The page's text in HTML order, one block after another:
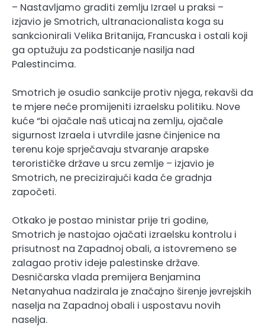
– Nastavljamo graditi zemlju Izrael u praksi –
izjavio je Smotrich, ultranacionalista koga su
sankcionirali Velika Britanija, Francuska i ostali koji
ga optužuju za podsticanje nasilja nad
Palestincima.
Smotrich je osudio sankcije protiv njega, rekavši da
te mjere neće promijeniti izraelsku politiku. Nove
kuće “bi ojačale naš uticaj na zemlju, ojačale
sigurnost Izraela i utvrdile jasne činjenice na
terenu koje sprječavaju stvaranje arapske
terorističke države u srcu zemlje – izjavio je
Smotrich, ne precizirajući kada će gradnja
započeti.
Otkako je postao ministar prije tri godine,
Smotrich je nastojao ojačati izraelsku kontrolu i
prisutnost na Zapadnoj obali, a istovremeno se
zalagao protiv ideje palestinske države.
Desničarska vlada premijera Benjamina
Netanyahua nadzirala je značajno širenje jevrejskih
naselja na Zapadnoj obali i uspostavu novih
naselja.